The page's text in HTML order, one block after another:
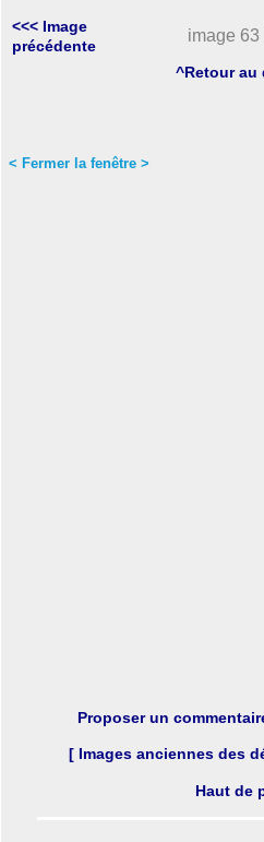
<<< Image
précédente
image 63
^Retour au
< Fermer la fenêtre >
Proposer un
[ Images anciennes des
Haut de